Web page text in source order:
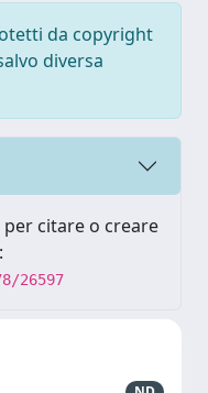
da copyright
diversa
citare o creare
26597